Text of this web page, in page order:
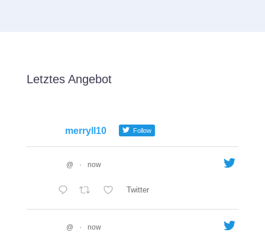
Letztes Angebot
merryll10 Follow
@ · now
Twitter
@ · now